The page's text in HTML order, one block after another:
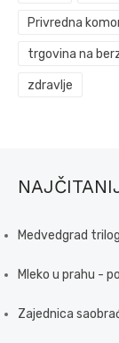
Privredna
trgovina na
zdravlje
Medvedgrad
Mleko u prahu -
Zajednica